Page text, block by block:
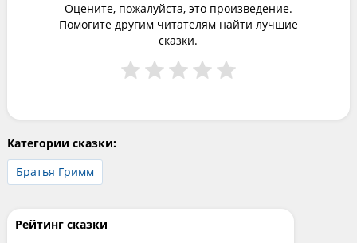
Оцените, пожалуйста, это произведение.
Помогите другим читателям найти лучшие
сказки.
Категории сказки:
Братья Гримм
Рейтинг сказки